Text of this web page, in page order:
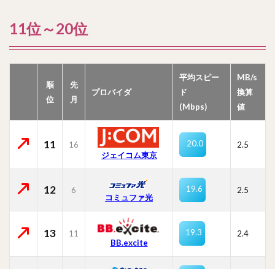
11位～20位
順
位
先
月
プロバイダ
平均スピー
ド
(Mbps)
MB/s
換算
値
11
16
ジェイコム東京
20.0 2.5
12 6
コミュファ光
19.6 2.5
13
11
BB.excite
19.3 2.4